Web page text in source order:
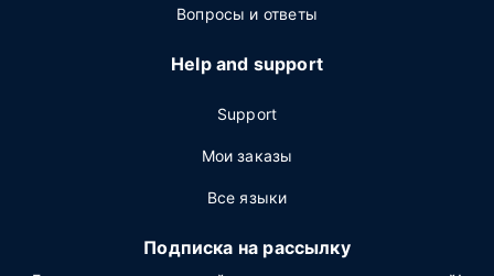
Вопросы и ответы
Help and support
Support
Мои заказы
Все языки
Подписка на рассылку